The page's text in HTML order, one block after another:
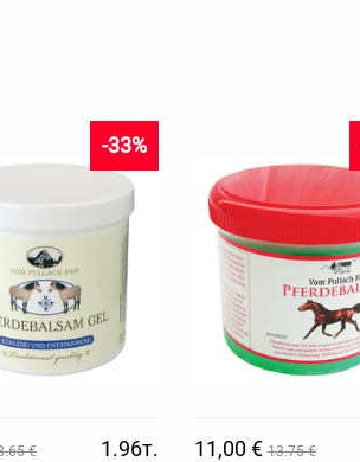
€
-33%
1.96т.
11,00 € 13.75 €